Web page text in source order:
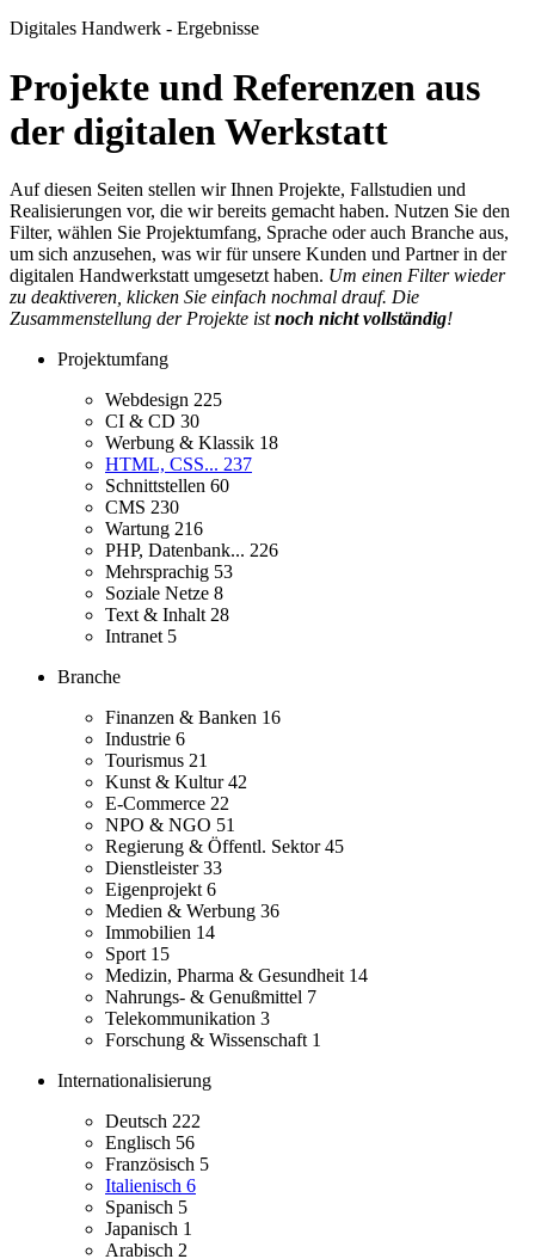
Digitales Handwerk - Ergebnisse
Projekte und Referenzen aus
der digitalen Werkstatt
Auf diesen Seiten stellen wir Ihnen Projekte, Fallstudien und
Realisierungen vor, die wir bereits gemacht haben. Nutzen Sie den
Filter, wählen Sie Projektumfang, Sprache oder auch Branche aus,
um sich anzusehen, was wir für unsere Kunden und Partner in der
digitalen Handwerkstatt umgesetzt haben. Um einen Filter wieder
zu deaktiveren, klicken Sie einfach nochmal drauf. Die
Zusammenstellung der Projekte istnoch nicht vollständig!
Projektumfang
Webdesign 225
CI & CD 30
Werbung & Klassik 18
HTML, CSS... 237
Schnittstellen 60
CMS 230
Wartung 216
PHP, Datenbank... 226
Mehrsprachig 53
Soziale Netze 8
Text & Inhalt 28
Intranet 5
Branche
Finanzen & Banken 16
Industrie 6
Tourismus 21
Kunst & Kultur42
E-Commerce 22
NPO & NGO 51
Regierung & Öffentl. Sektor45
Dienstleister33
Eigenprojekt 6
Medien & Werbung 36
Immobilien 14
Sport 15
Medizin, Pharma & Gesundheit 14
Nahrungs- & Genußmittel 7
Telekommunikation 3
Forschung & Wissenschaft 1
Internationalisierung
Deutsch 222
Englisch 56
Französisch 5
Italienisch 6
Spanisch 5
Japanisch 1
Arabisch 2